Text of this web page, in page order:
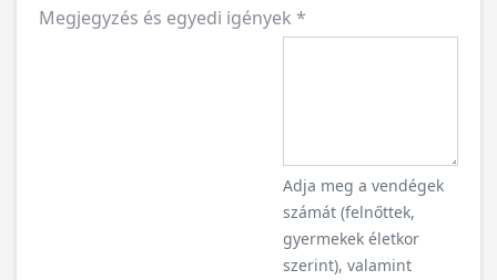
Megjegyzés és egyedi igények *
Adja meg a vendégek
számát (felnőttek,
gyermekek életkor
szerint), valamint